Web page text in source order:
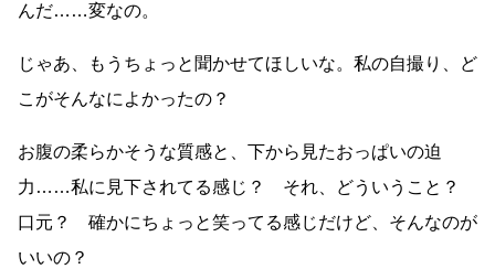
んだ……変なの。
じゃあ、もうちょっと聞かせてほしいな。私の自撮り、ど
こがそんなによかったの？
お腹の柔らかそうな質感と、下から見たおっぱいの迫
力……私に見下されてる感じ？ それ、どういうこと？
口元？ 確かにちょっと笑ってる感じだけど、そんなのが
いいの？